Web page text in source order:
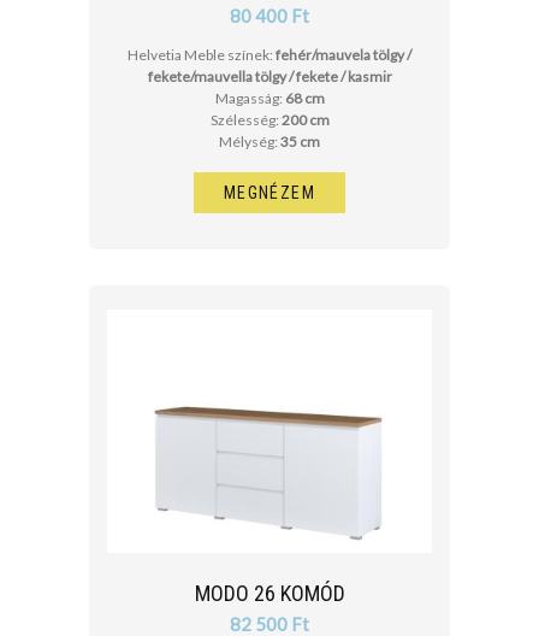
80 400 Ft
Helvetia Meble színek: fehér/mauvela tölgy /
fekete/mauvella tölgy / fekete / kasmir
Magasság: 68 cm
Szélesség: 200 cm
Mélység: 35 cm
MEGNÉZEM
MODO 26 KOMÓD
82 500 Ft